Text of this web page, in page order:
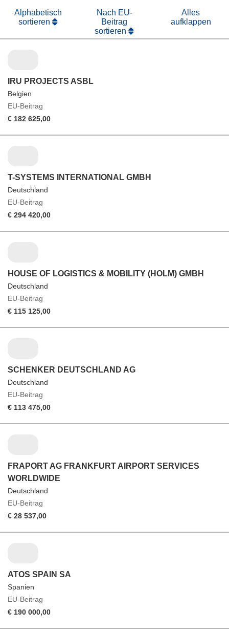
Alphabetisch
sortieren
Nach EU-
Beitrag
sortieren
Alles
aufklappen
IRU PROJECTS ASBL
Belgien
EU-Beitrag
€ 182 625,00
T-SYSTEMS INTERNATIONAL GMBH
Deutschland
EU-Beitrag
€ 294 420,00
HOUSE OF LOGISTICS & MOBILITY (HOLM) GMBH
Deutschland
EU-Beitrag
€ 115 125,00
SCHENKER DEUTSCHLAND AG
Deutschland
EU-Beitrag
€ 113 475,00
FRAPORT AG FRANKFURT AIRPORT SERVICES
WORLDWIDE
Deutschland
EU-Beitrag
€ 28 537,00
ATOS SPAIN SA
Spanien
EU-Beitrag
€ 190 000,00